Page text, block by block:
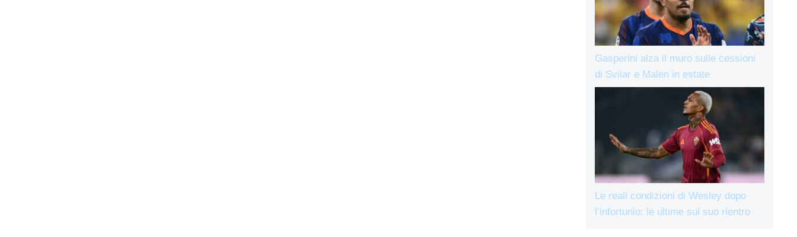
Gasperini alza il muro sulle cessioni
di Svilar e Malen in estate
Le reali condizioni di Wesley dopo
l’infortunio: le ultime sul suo rientro